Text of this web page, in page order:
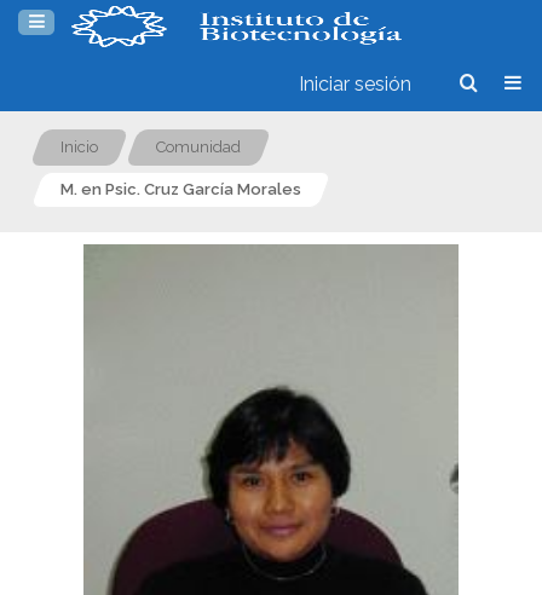
Iniciar sesión
Inicio Comunidad
M. en Psic. Cruz García Morales